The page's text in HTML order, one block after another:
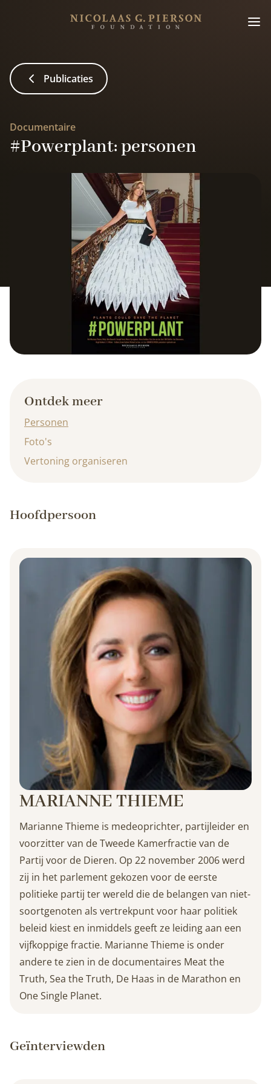
Publicaties
Documentaire
#Powerplant: personen
Ontdek meer
Personen
Foto's
Vertoning organiseren
Hoofdpersoon
MARIANNE THIEME
Marianne Thieme is medeoprichter, partijleider en
voorzitter van de Tweede Kamerfractie van de
Partij voor de Dieren. Op 22 november 2006 werd
zij in het parlement gekozen voor de eerste
politieke partij ter wereld die de belangen van niet-
soortgenoten als vertrekpunt voor haar politiek
beleid kiest en inmiddels geeft ze leiding aan een
vijfkoppige fractie. Marianne Thieme is onder
andere te zien in de documentaires Meat the
Truth, Sea the Truth, De Haas in de Marathon en
One Single Planet.
Geïnterviewden